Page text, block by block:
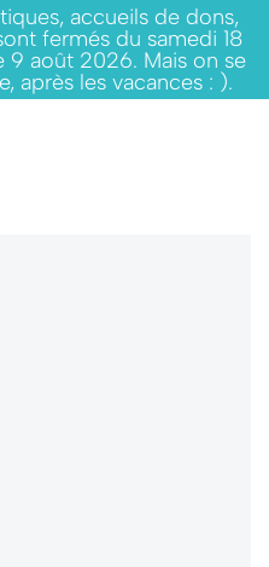
accueils de dons,
fermés du samedi 18
9 août 2026. Mais on se
après les vacances : ).